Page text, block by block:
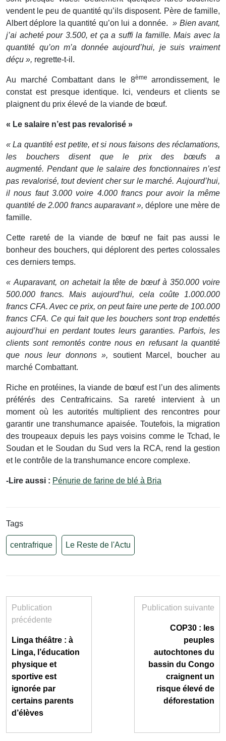
vendent le peu de quantité qu’ils disposent. Père de famille,
Albert déplore la quantité qu’on lui a donnée. » Bien avant,
j’ai acheté pour 3.500, et ça a suffi la famille. Mais avec la
quantité qu’on m’a donnée aujourd’hui, je suis vraiment
déçu », regrette-t-il.
Au marché Combattant dans le 8ème
arrondissement, le
constat est presque identique. Ici, vendeurs et clients se
plaignent du prix élevé de la viande de bœuf.
« Le salaire n’est pas revalorisé »
« La quantité est petite, et si nous faisons des réclamations,
les bouchers disent que le prix des bœufs a
augmenté. Pendant que le salaire des fonctionnaires n’est
pas revalorisé, tout devient cher sur le marché. Aujourd’hui,
il nous faut 3.000 voire 4.000 francs pour avoir la même
quantité de 2.000 francs auparavant »,déplore une mère de
famille.
Cette rareté de la viande de bœuf ne fait pas aussi le
bonheur des bouchers, qui déplorent des pertes colossales
ces derniers temps.
« Auparavant, on achetait la tête de bœuf à 350.000 voire
500.000 francs. Mais aujourd’hui, cela coûte 1.000.000
francs CFA. Avec ce prix, on peut faire une perte de 100.000
francs CFA. Ce qui fait que les bouchers sont trop endettés
aujourd’hui en perdant toutes leurs garanties. Parfois, les
clients sont remontés contre nous en refusant la quantité
que nous leur donnons », soutient Marcel, boucher au
marché Combattant.
Riche en protéines, la viande de bœuf est l’un des aliments
préférés des Centrafricains. Sa rareté intervient à un
moment où les autorités multiplient des rencontres pour
garantir une transhumance apaisée. Toutefois, la migration
des troupeaux depuis les pays voisins comme le Tchad, le
Soudan et le Soudan du Sud vers la RCA, rend la gestion
et le contrôle de la transhumance encore complexe.
-Lire aussi : Pénurie de farine de blé à Bria
Tags
centrafrique Le Reste de l'Actu
Publication
précédente
Linga théâtre : à
Linga, l’éducation
physique et
sportive est
ignorée par
certains parents
d’élèves
Publication suivante
COP30 : les
peuples
autochtones du
bassin du Congo
craignent un
risque élevé de
déforestation